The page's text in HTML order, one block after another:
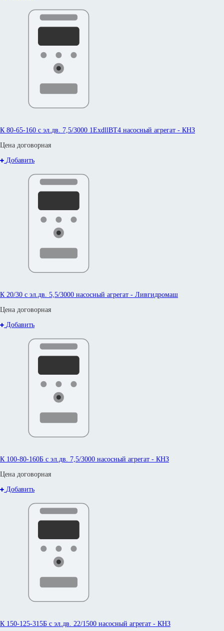
К 80-65-160 с эл.дв. 7,5/3000 1ExdllBT4 насосный агрегат - КНЗ
Цена договорная
Добавить
К 20/30 с эл.дв. 5,5/3000 насосный агрегат - Ливгидромаш
Цена договорная
Добавить
К 100-80-160Б с эл.дв. 7,5/3000 насосный агрегат - КНЗ
Цена договорная
Добавить
К 150-125-315Б с эл.дв. 22/1500 насосный агрегат - КНЗ